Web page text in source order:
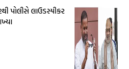
પોલીસે લાઉડસ્પીકર